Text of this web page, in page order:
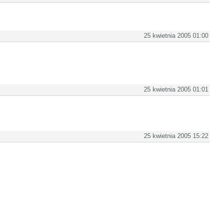
25 kwietnia 2005 01:00
25 kwietnia 2005 01:01
25 kwietnia 2005 15:22